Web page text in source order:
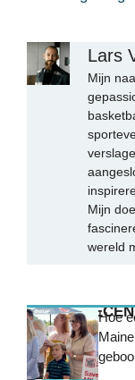
Lars
Mijn
Mijn
wereld
MEEST
Hoe